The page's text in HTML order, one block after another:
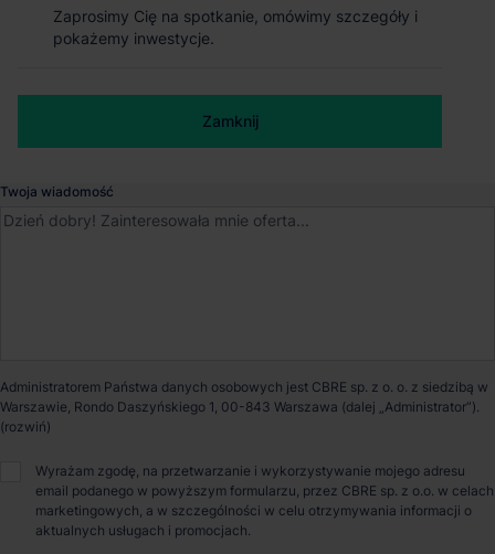
Magazyn EQT Real Estate Park
Czeladź
Opiekun nieruchomości
Bartosz Szlęzak
Powierzchnia parku 57 299 m²
Zaprosimy Cię na spotkanie, omówimy szczegóły i
pokażemy inwestycje.
Zamknij
Twoja wiadomość
Administratorem Państwa danych osobowych jest CBRE sp. z o. o. z siedzibą w
Warszawie, Rondo Daszyńskiego 1, 00-843 Warszawa (dalej „Administrator”).
Wyrażam zgodę, na przetwarzanie i wykorzystywanie mojego adresu
email podanego w powyższym formularzu, przez CBRE sp. z o.o. w celach
marketingowych, a w szczególności w celu otrzymywania informacji o
aktualnych usługach i promocjach.
Zaprosimy Cię na spotkanie, omówimy szczegóły i
pokażemy inwestycje.
Zamknij